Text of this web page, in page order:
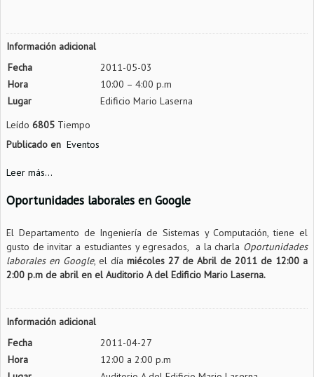
Información adicional
Fecha
2011-05-03
Hora
10:00 – 4:00 p.m
Lugar
Edificio Mario Laserna
Leído 6805 Tiempo
Publicado en Eventos
Leer más...
Oportunidades laborales en Google
El Departamento de Ingeniería de Sistemas y Computación, tiene el
gusto de invitar a estudiantes y egresados, a la charla Oportunidades
laborales en Google, el día miécoles 27 de Abril de 2011 de 12:00 a
2:00 p.m de abril en el Auditorio A del Edificio Mario Laserna.
Información adicional
Fecha
2011-04-27
Hora
12:00 a 2:00 p.m